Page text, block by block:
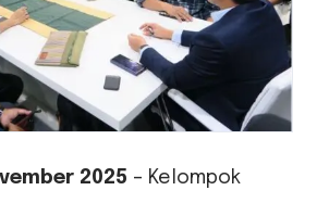
2025 – Kelompok